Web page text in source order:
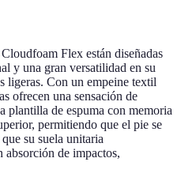
Flex están diseñadas
y una gran versatilidad en su
ligeras. Con un empeine textil
ofrecen una sensación de
plantilla de espuma con memoria
permitiendo que el pie se
su suela unitaria
de impactos,